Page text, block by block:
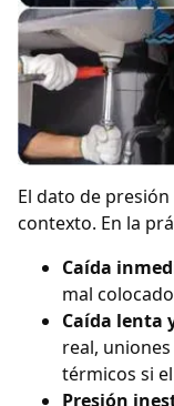
El dato de
contexto. En la
Caída
mal
Caída lenta
real,
térmicos si
Presión